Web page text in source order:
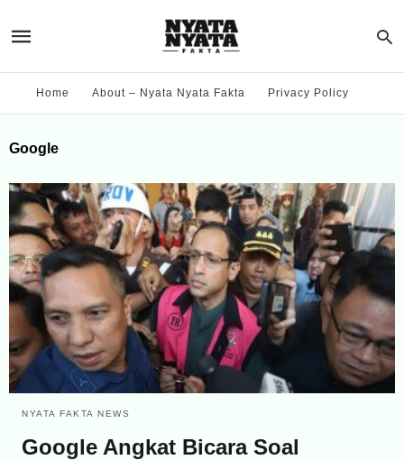
Home About – Nyata Nyata Fakta Privacy Policy
Google
NYATA FAKTA NEWS
Google Angkat Bicara Soal